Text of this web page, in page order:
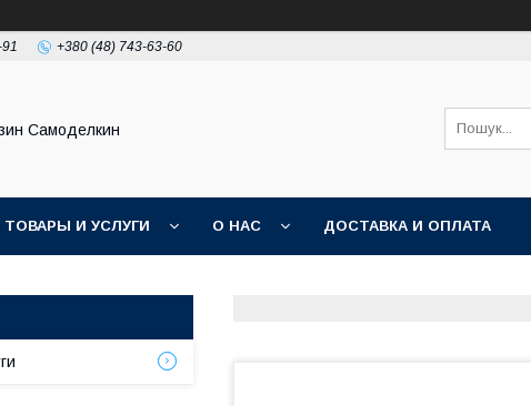
+380 (48) 743-63-60
Самоделкин
ТОВАРЫ И УСЛУГИ О НАС ДОСТАВКА И ОПЛАТА